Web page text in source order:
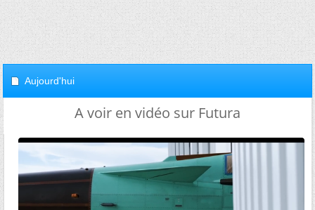
Aujourd'hui
A voir en vidéo sur Futura